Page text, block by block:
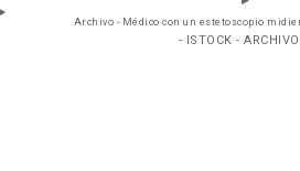
Archivo - Médico con un estetoscopio
- ISTOCK - ARCHIVO